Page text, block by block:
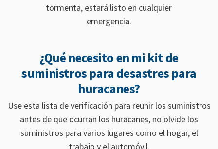
tormenta, estará listo en cualquier
emergencia.
¿Qué necesito en mi kit de
suministros para desastres para
huracanes?
Use esta lista de verificación para reunir los suministros
antes de que ocurran los huracanes, no olvide los
suministros para varios lugares como el hogar, el
trabajo y el automóvil.